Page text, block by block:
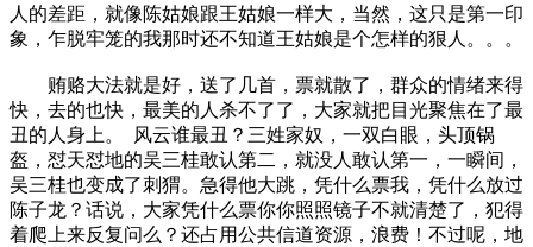
人的差距，就像陈姑娘跟王姑娘一样大，当然，这只是第一印
象，乍脱牢笼的我那时还不知道王姑娘是个怎样的狠人。。。
贿赂大法就是好，送了几首，票就散了，群众的情绪来得
快，去的也快，最美的人杀不了了，大家就把目光聚焦在了最
丑的人身上。 风云谁最丑？三姓家奴，一双白眼，头顶锅
盔，怼天怼地的吴三桂敢认第二，就没人敢认第一，一瞬间，
吴三桂也变成了刺猬。急得他大跳，凭什么票我，凭什么放过
陈子龙？话说，大家凭什么票你你照照镜子不就清楚了，犯得
着爬上来反复问么？还占用公共信道资源，浪费！不过呢，地